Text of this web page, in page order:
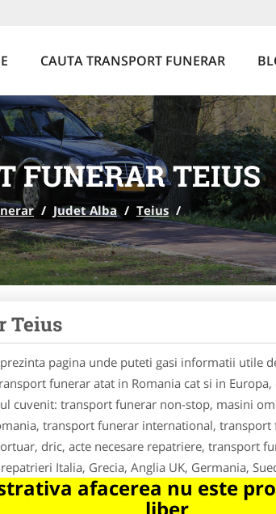
CAUTA TRANSPORT FUNERAR
FUNERAR TEIUS
/ Judet Alba / Teius /
Teius
pagina unde puteti gasi informatii utile
funerar atat in Romania cat si in
cuvenit: transport funerar non-stop, masini
transport funerar international,
dric, acte necesare repatriere, transport
Italia, Grecia, Anglia UK, Germania,
afacerea nu este